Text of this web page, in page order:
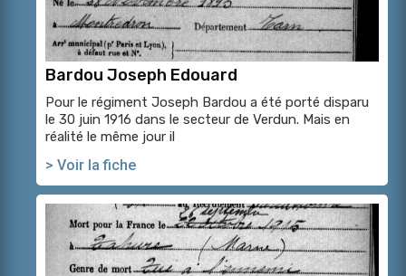
Bardou Joseph Edouard
Pour le régiment Joseph Bardou a été porté disparu
le 30 juin 1916 dans le secteur de Verdun. Mais en
réalité le même jour il
> Voir la fiche